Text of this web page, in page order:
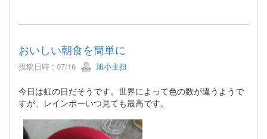
おいしい朝食を簡単に
投稿日時 : 07/16 旭小主担
今日は虹の日だそうです。世界によって色の数が違うようで
すが、レインボーいつ見ても最高です。